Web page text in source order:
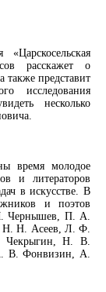
расскажет о
также представит
исследования
несколько
время молодое
и литераторов
в искусстве. В
и поэтов
Чернышев, П. А.
Н. Н. Асеев, Л. Ф.
Н. В.
В. Фонвизин, А.